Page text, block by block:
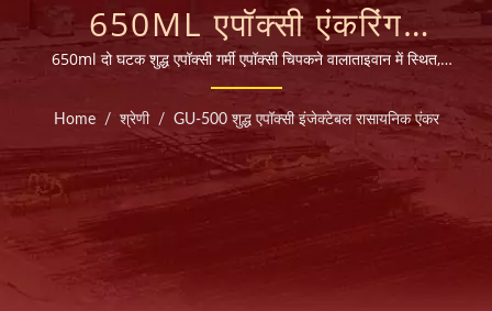
650ML एपॉक्सी एंकरिंग
एडहेसिव उच्च तापमान स्थापना
के लिए | 40 देशों में बेचा जाता
है | 1997 से इंजेक्टेबल
केमिकल एंकर निर्माता |
650ml दो घटक शुद्ध एपॉक्सी गर्मी एपॉक्सी चिपकने वालाताइवान में स्थित,
हमारा कारखाना उच्च गुणवत्ता वाले रासायनिक एंकर (इंजेक्शन मोर्टार) के निर्माण
में 28 वर्षों से अधिक का अनुभव लाता है, जो दुनिया भर के 45 से अधिक देशों में
निर्यात किया जाता है।
Home / श्रेणी / GU-500 शुद्ध एपॉक्सी इंजेक्टेबल रासायनिक एंकर